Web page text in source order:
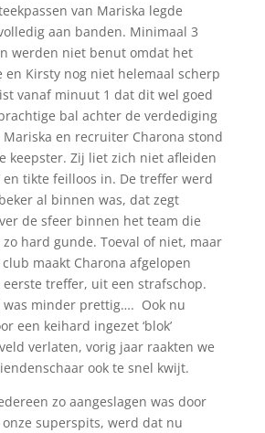
van Mariska legde
aan banden. Minimaal 3
werden niet benut omdat het
en Kirsty nog niet helemaal scherp
vanaf minuut 1 dat dit wel goed
bal achter de verdediging
en recruiter Charona stond
keepster. Zij liet zich niet afleiden
en tikte feilloos in. De treffer werd
al binnen was, dat zegt
de sfeer binnen het team die
hard gunde. Toeval of niet, maar
maakt Charona afgelopen
eerste treffer, uit een strafschop.
was minder prettig…. Ook nu
een keihard ingezet ‘blok’
verlaten, vorig jaar raakten we
ook te snel kwijt.
zo aangeslagen was door
superspits, werd dat nu